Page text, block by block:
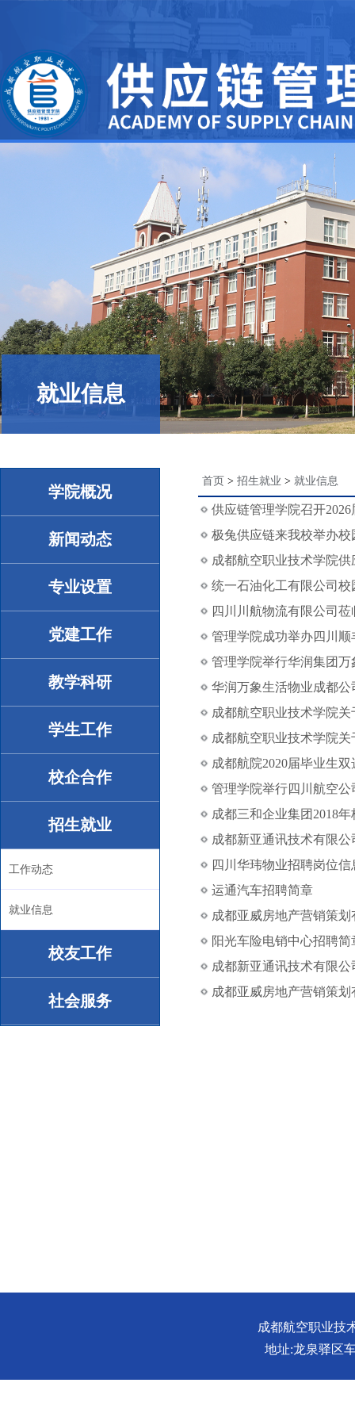
就业信息
学院概况
新闻动态
专业设置
党建工作
教学科研
学生工作
校企合作
招生就业
工作动态
就业信息
校友工作
社会服务
首页 > 招生就业 > 就业信息
供应链管理学院召开
极兔供应链来我校举办校
成都航空职业技术学院
统一石油化工有限公司
四川川航物流有限公司
管理学院成功举办四川
管理学院举行华润集团
华润万象生活物业成都公
成都航空职业技术学院
成都航空职业技术学院
成都航院2020届毕业生
管理学院举行四川航空
成都三和企业集团2018
成都新亚通讯技术有限
四川华玮物业招聘岗位信
运通汽车招聘简章
成都亚威房地产营销策
阳光车险电销中心招聘简
成都新亚通讯技术有限公
成都亚威房地产营销策
成都航空职业技
地址:龙泉驿区